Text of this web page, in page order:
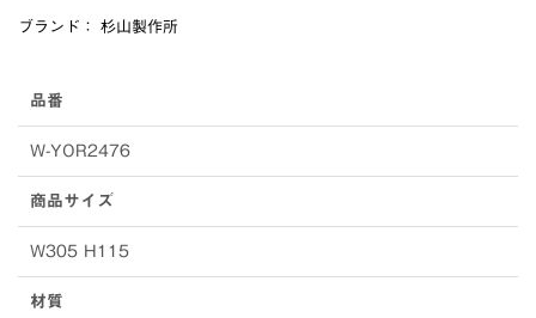
ブランド： 杉山製作所
品番
W-YOR2476
商品サイズ
W305 H115
材質